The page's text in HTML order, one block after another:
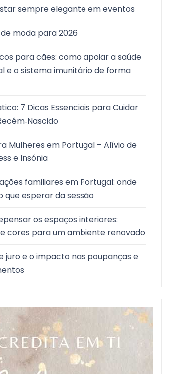
sempre elegante em eventos
de moda para 2026
para cães: como apoiar a saúde
e o sistema imunitário de forma
7 Dicas Essenciais para Cuidar
Mulheres em Portugal – Alívio de
e Insónia
familiares em Portugal: onde
que esperar da sessão
os espaços interiores:
cores para um ambiente renovado
juro e o impacto nas poupanças e